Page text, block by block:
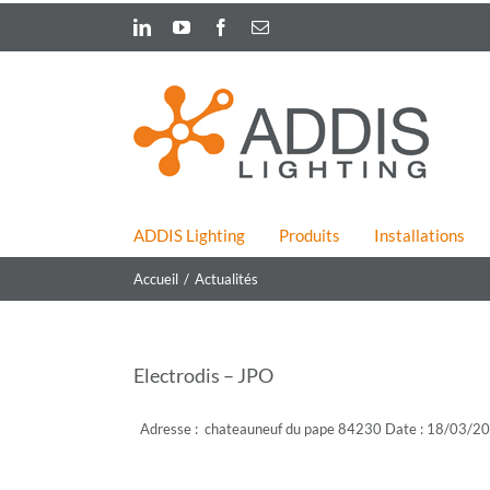
content
LinkedInYouTubeFacebook
Email
ADDIS Lighting Produits Installations
Accueil Actualités
Electrodis – JPO
Adresse : chateauneuf du pape 84230 Date : 18/03/